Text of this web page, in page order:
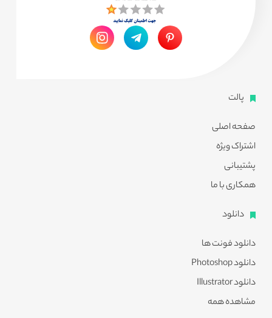
پالت
صفحه اصلی
اشتراک ویژه
پشتیبانی
همکاری با ما
دانلود
دانلود فونت ها
دانلود Photoshop
دانلود Illustrator
مشاهده همه